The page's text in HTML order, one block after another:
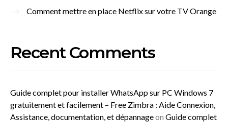
Comment mettre en place Netflix sur votre TV Orange
Recent Comments
Guide complet pour installer WhatsApp sur PC Windows 7
gratuitement et facilement – Free Zimbra : Aide Connexion,
Assistance, documentation, et dépannageon Guide complet